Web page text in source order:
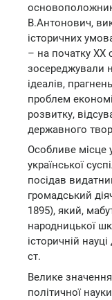
В.Антонович,
історичних
– на початку ХХ
зосереджували
ідеалів,
проблем
розвитку,
державного
Особливе місце
української
посідав
громадський
1895), який,
народницької
історичній
ст.
Велике
політичної